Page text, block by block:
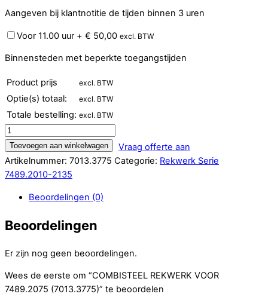
Aangeven bij klantnotitie de tijden binnen 3 uren
Voor 11.00 uur + € 50,00 excl. BTW
Binnensteden met beperkte toegangstijden
Product prijs excl. BTW
Optie(s) totaal: excl. BTW
Totale bestelling: excl. BTW
COMBISTEEL
REKWERK
VOOR
7489.2075
aantal
Toevoegen aan winkelwagen
Vraag offerte aan
Artikelnummer: 7013.3775 Categorie: Rekwerk Serie
7489.2010-2135
Beoordelingen (0)
Beoordelingen
Er zijn nog geen beoordelingen.
Wees de eerste om “COMBISTEEL REKWERK VOOR
7489.2075 (7013.3775)” te beoordelen